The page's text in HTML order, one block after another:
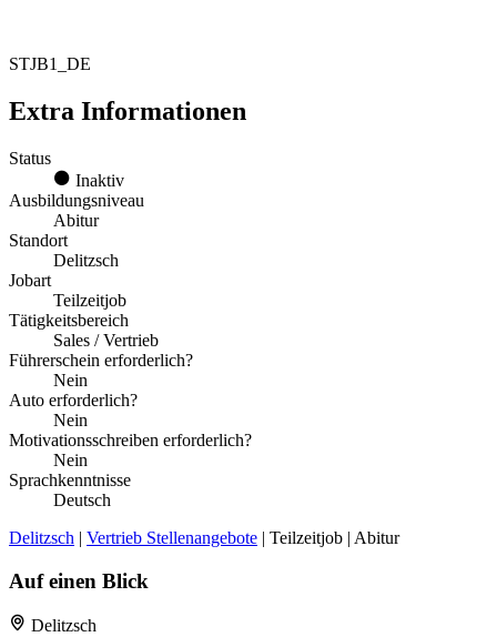
STJB1_DE
Extra Informationen
Status
Inaktiv
Ausbildungsniveau
Abitur
Standort
Delitzsch
Jobart
Teilzeitjob
Tätigkeitsbereich
Sales / Vertrieb
Führerschein erforderlich?
Nein
Auto erforderlich?
Nein
Motivationsschreiben erforderlich?
Nein
Sprachkenntnisse
Deutsch
Delitzsch | Vertrieb Stellenangebote | Teilzeitjob | Abitur
Auf einen Blick
Delitzsch